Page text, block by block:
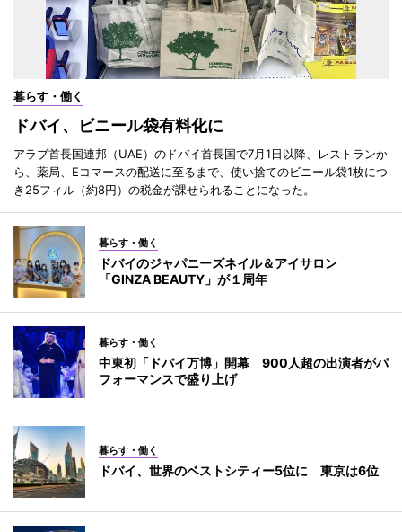
暮らす・働く
ドバイ、ビニール袋有料化に
アラブ首長国連邦（UAE）のドバイ首長国で7月1日以降、レストランか
ら、薬局、Eコマースの配送に至るまで、使い捨てのビニール袋1枚につ
き25フィル（約8円）の税金が課せられることになった。
暮らす・働く
ドバイのジャパニーズネイル＆アイサロン
「GINZA BEAUTY」が１周年
暮らす・働く
中東初「ドバイ万博」開幕 900人超の出演者がパ
フォーマンスで盛り上げ
暮らす・働く
ドバイ、世界のベストシティー5位に 東京は6位